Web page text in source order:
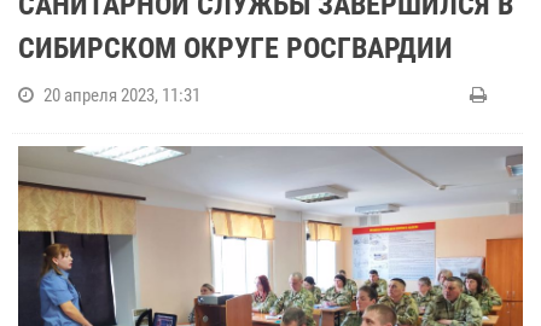
СИБИРСКОМ ОКРУГЕ РОСГВАРДИИ
20 апреля 2023, 11:31